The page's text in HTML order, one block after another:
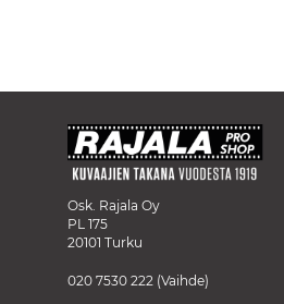
Osk. Rajala Oy
PL 175
20101 Turku
020 7530 222 (Vaihde)